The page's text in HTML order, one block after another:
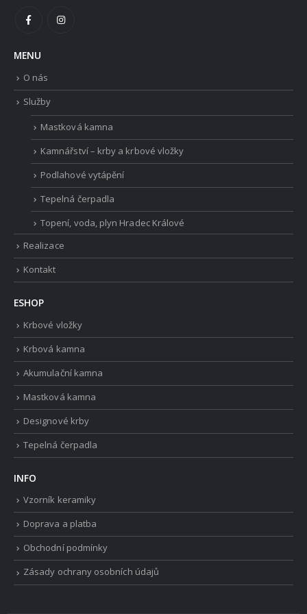
MENU
O nás
Služby
Mastková kamna
Kamnářství – krby a krbové vložky
Podlahové vytápění
Tepelná čerpadla
Topení, voda, plyn Hradec Králové
Realizace
Kontakt
ESHOP
Krbové vložky
Krbová kamna
Akumulační kamna
Mastková kamna
Designové krby
Tepelná čerpadla
INFO
Vzorník keramiky
Doprava a platba
Obchodní podmínky
Zásady ochrany osobních údajů